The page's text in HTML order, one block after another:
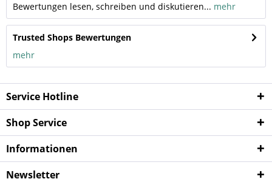
Bewertungen lesen, schreiben und diskutieren... mehr
Trusted Shops Bewertungen
mehr
Service Hotline
Shop Service
Informationen
Newsletter